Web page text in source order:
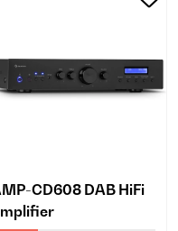
CD608 DAB HiFi